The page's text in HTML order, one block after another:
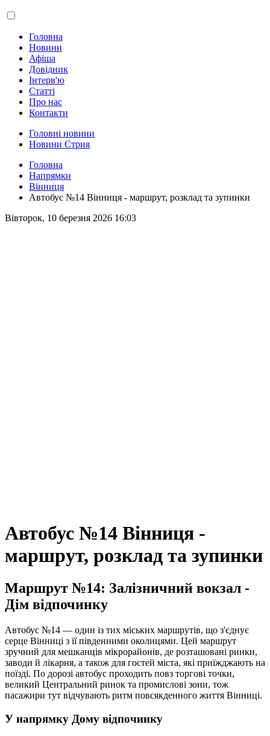
Головна
Новини
Афіша
Довідник
Інтерв'ю
Статті
Про нас
Контакти
Головні новини
Новини Стрия
Головна
Напрямки
Вінниця
Автобус №14 Вінниця - маршрут, розклад та зупинки
Вівторок, 10 березня 2026 16:03
Автобус №14 Вінниця -
маршрут, розклад та зупинки
Маршрут №14: Залізничний вокзал -
Дім відпочинку
Автобус №14 — один із тих міських маршрутів, що з'єднує
серце Вінниці з її південними околицями. Цей маршрут
зручний для мешканців мікрорайонів, де розташовані ринки,
заводи й лікарня, а також для гостей міста, які приїжджають на
поїзді. По дорозі автобус проходить повз торгові точки,
великий Центральний ринок та промислові зони, тож
пасажири тут відчувають ритм повсякденного життя Вінниці.
У напрямку Дому відпочинку